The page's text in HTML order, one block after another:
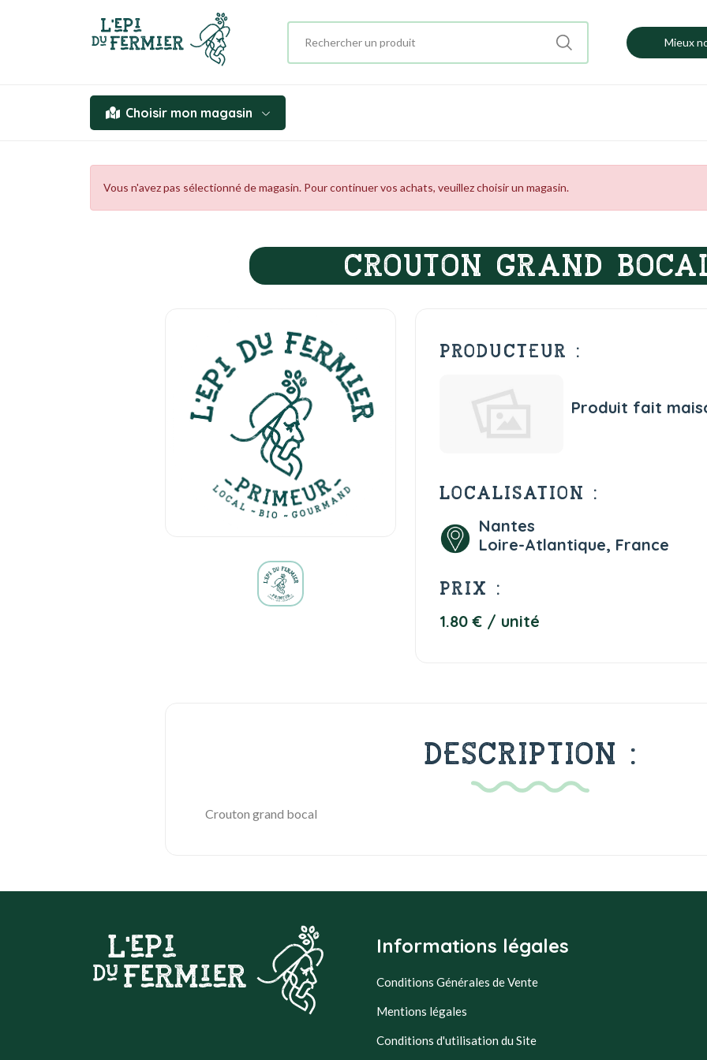
Mieux
Choisir mon magasin
Vous n'avez pas sélectionné de magasin. Pour continuer vos achats, veuillez choisir un magasin.
CROUTON GRAND
PRODUCTEUR :
Produit fait
LOCALISATION :
Nantes
Loire-Atlantique, France
PRIX :
1.80 € / unité
DESCRIPTION :
Crouton grand bocal
Informations légales
Conditions Générales de Vente
Mentions légales
Conditions d'utilisation du Site